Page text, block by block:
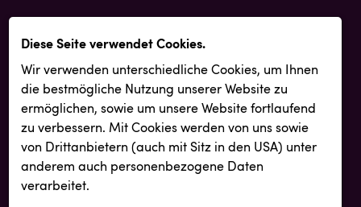
Diese Seite verwendet Cookies.
Wir verwenden unterschiedliche Cookies, um Ihnen
die best­mögliche Nutzung unserer Website zu
ermöglichen, sowie um unsere Website fortlaufend
zu verbessern. Mit Cookies werden von uns sowie
von Drittanbietern (auch mit Sitz in den USA) unter
anderem auch personenbezogene Daten
verarbeitet.